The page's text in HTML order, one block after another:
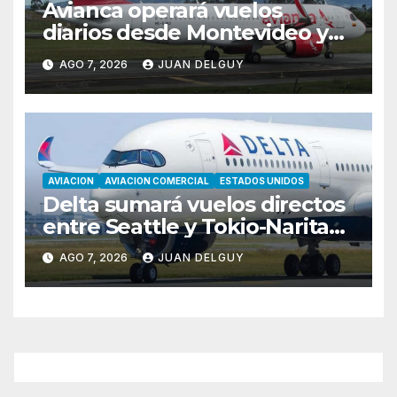
Avianca operará vuelos
diarios desde Montevideo y
Asunción hacia Bogotá
AGO 7, 2026 JUAN DELGUY
AVIACION AVIACION COMERCIAL ESTADOS UNIDOS
Delta sumará vuelos directos
entre Seattle y Tokio-Narita
desde marzo de 2027
AGO 7, 2026 JUAN DELGUY